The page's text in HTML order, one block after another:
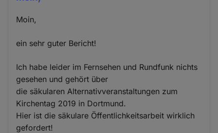
Moin,
ein sehr guter Bericht!
Ich habe leider im Fernsehen und Rundfunk nichts
gesehen und gehört über
die säkularen Alternativveranstaltungen zum
Kirchentag 2019 in Dortmund.
Hier ist die säkulare Öffentlichkeitsarbeit wirklich
gefordert!